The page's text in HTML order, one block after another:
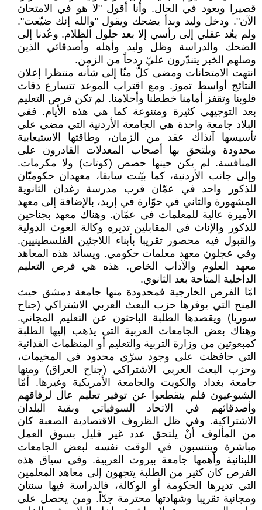
قصيرا ويعود في الحال. وأنا أقول "لا هو في الامتحان
الآن". ودخل وليد وبدأ يضحك ويقول "والله إنك ضيّعت".
ولم يعُد عقلي إلى رأسي إلا بعد حلول الظلام. وعُدنا إلى
الضحك والدراسة وظل وليد وأهله وأصدقائي الذين
وصلهم الخبر يتندّرون عليّ ردحاً من الزمن.
انتهت الامتحانات ومضى كلّ منّا إلى شأنه منتظرا إعلان
النتائج أواسط تموز. ومع اقتراب الموعد تتسارع دقات
قلوبنا وتقفز أمامنا خططنا وأحلامنا. لم تكن فرص التعليم
بعد التوجيهي كثيرة ومتنوعة كما هي هذه الأيام. ففي
البلاد جامعة واحدة هي الجامعة الأردنية التي مضى على
تأسيسها آنذاك عقد من الزمان، وطاقتها الاستيعابية
محدودة ويلتحق بها أصحاب المعدلات القادرون على
المنافسة. لم يكن حينها حصص (كوتات) ولا مكرمات.
وإلى جانب الأردنية، كما بيّنت سابقا، معهدان حكوميّان
للذكور واحد في عمّان قرب مدرسة رغدان الثانوية
المشهورة والثاني في حوّارة في إربد، بالإضافة إلى معهد
الأميرة عالية للمعلمات في عمّان. وهناك معهد بجناحين
للذكور والإناث في المقابلين تديره وكالة الغوث الدولية
والقبول فيه محصور تقريبا بأبناء اللاجئين الفلسطينيين.
وفي عجلون معهد معلمات حكومي. ويساند هذه المعاهد
معهد العلوم والآداب الخاص. هذه هي فرص التعليم
الداخلية المتاحة بعد الثانوي.
امّا الفرص الخارجية فمحدودة منها جامعة دمشق حيث
المنح التي يوفرها حزب البعث العربي الاشتراكي (جناح
سوريا) ويقصدها الطلبة الباحثون عن التعليم المجاني.
وهناك بعض الجامعات العربية التي يذهب إليها الطلبة
كمبعوثين من وزارة التربية والتعليم أو المنظمات الفدائية
التي حافظت على وجود سرّي محدود في المخيمات،
وحزب البعث العربي الاشتراكي (جناح العراق) ومنها
جامعة بغداد والكويت والجامعة الأمريكية وغيرها. أمّا
الشيوعيون فلم ينقطعوا عن توفير تعليم عال لرفاقهم
وأصدقائهم في الاتحاد السوفياتي وبقية البلدان
الاشتراكية. وفي ظل الظروف الاقتصادية الصعبة كان
من المألوف أنْ يلتحق عدد غير قليل بسوق العمل
مباشرة وينتسبون في الوقت نفسه لبعض الجامعات
اللبنانية وأهمها جامعة بيروت العربية. وفي سياق هذه
الفرص كان كثير من الطلبة يتجهون إلى معاهد المعلمين
التي تديرها الحكومة أو الوكالة، فالدراسة فيها سنتان
ومجانية تقريبا وشهادتها محترمة جدّاً. ومن يحصل على